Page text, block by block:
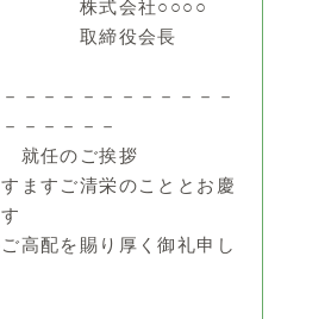
社○○○○
役会長
－－－－－－－－－－－
－－－－－
ご挨拶
ますご清栄のこととお慶
高配を賜り厚く御礼申し